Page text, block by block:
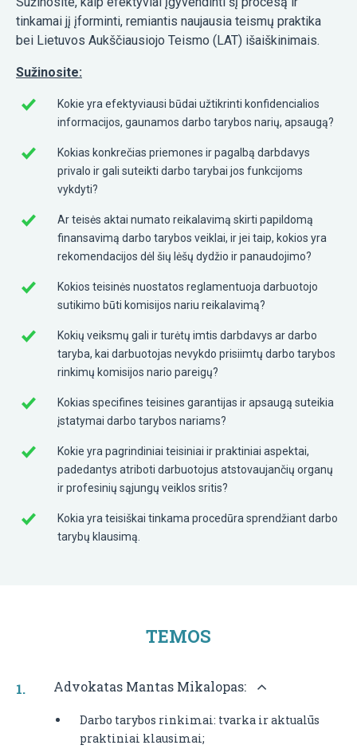
tinkamai jį įforminti, remiantis naujausia teismų praktika
bei Lietuvos Aukščiausiojo Teismo (LAT) išaiškinimais.
Sužinosite:
Kokie yra efektyviausi būdai užtikrinti konfidencialios
informacijos, gaunamos darbo tarybos narių, apsaugą?
Kokias konkrečias priemones ir pagalbą darbdavys
privalo ir gali suteikti darbo tarybai jos funkcijoms
vykdyti?
Ar teisės aktai numato reikalavimą skirti papildomą
finansavimą darbo tarybos veiklai, ir jei taip, kokios yra
rekomendacijos dėl šių lėšų dydžio ir panaudojimo?
Kokios teisinės nuostatos reglamentuoja darbuotojo
sutikimo būti komisijos nariu reikalavimą?
Kokių veiksmų gali ir turėtų imtis darbdavys ar darbo
taryba, kai darbuotojas nevykdo prisiimtų darbo tarybos
rinkimų komisijos nario pareigų?
Kokias specifines teisines garantijas ir apsaugą suteikia
įstatymai darbo tarybos nariams?
Kokie yra pagrindiniai teisiniai ir praktiniai aspektai,
padedantys atriboti darbuotojus atstovaujančių organų
ir profesinių sąjungų veiklos sritis?
Kokia yra teisiškai tinkama procedūra sprendžiant darbo
tarybų klausimą.
TEMOS
Advokatas Mantas Mikalopas:
Darbo tarybos rinkimai: tvarka ir aktualūs
praktiniai klausimai;